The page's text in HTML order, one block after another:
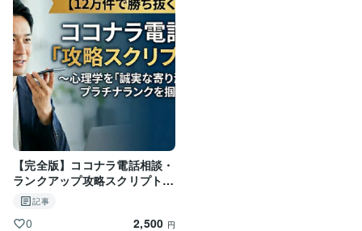
▶そして日本全国、いや海外在住の人たちにもリーチし
たいと思いました。
▶ココナラにという場所は、それが可能なのです。
・・・・だから僕はここにいます！
※「あらじん」はココナラ内でのユーザーネームです。
※ 通院・服薬中の方は主治医の御指示を優先してくださ
い。
※ 公認心理師登録番号ー第22098号ー
【完全版】ココナラ電話相談・
ランクアップ攻略スクリプト1
00 記事
0 2,500 円